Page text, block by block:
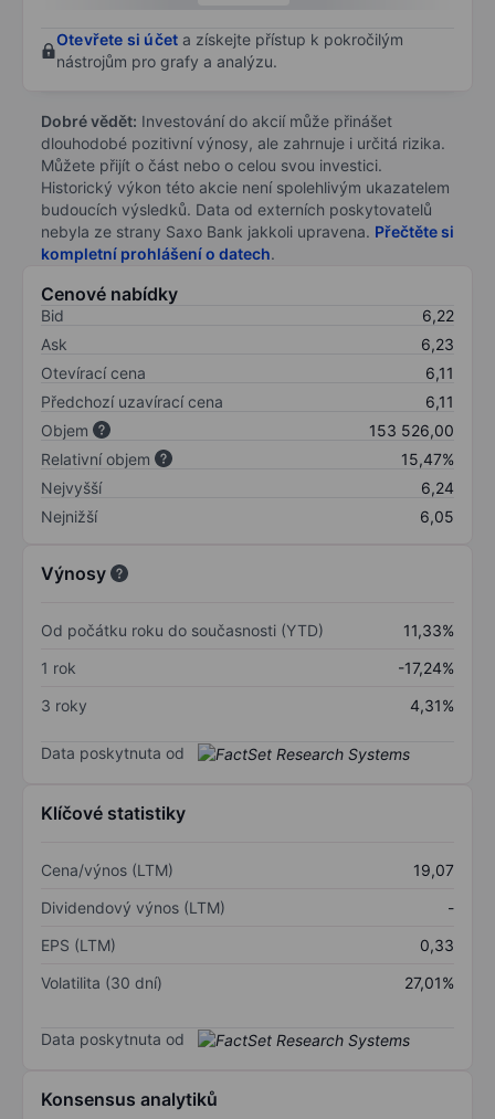
Otevřete si účet a získejte přístup k pokročilým
nástrojům pro grafy a analýzu.
Dobré vědět: Investování do akcií může přinášet
dlouhodobé pozitivní výnosy, ale zahrnuje i určitá rizika.
Můžete přijít o část nebo o celou svou investici.
Historický výkon této akcie není spolehlivým ukazatelem
budoucích výsledků. Data od externích poskytovatelů
nebyla ze strany Saxo Bank jakkoli upravena. Přečtěte si
kompletní prohlášení o datech.
Cenové nabídky
Bid
6,22
Ask
6,23
Otevírací cena
6,11
Předchozí uzavírací cena
6,11
Objem
153 526,00
Relativní objem
15,47%
Nejvyšší
6,24
Nejnižší
6,05
Výnosy
Od počátku roku do současnosti (YTD)
11,33%
1 rok
-17,24%
3 roky
4,31%
Data poskytnuta od
Klíčové statistiky
Cena/výnos (LTM)
19,07
Dividendový výnos (LTM)
-
EPS (LTM)
0,33
Volatilita (30 dní)
27,01%
Data poskytnuta od
Konsensus analytiků